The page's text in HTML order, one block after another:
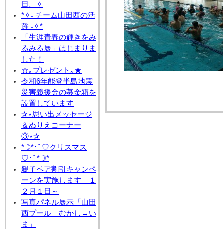
日。✧
*✧˖ チーム山田西の活
躍 ˖✧*
「生涯青春の輝きをみ
るみる展」はじまりま
した！
☆｡プレゼント｡★
令和6年能登半島地震
災害義援金の募金箱を
設置しています
✰⋆思い出メッセージ
＆ぬりえコーナー
③⋆✰
*☽*･ﾟ♡クリスマス
♡･ﾟ*☽*
親子ペア割引キャンペ
ーンを実施します １
２月１日～
写真パネル展示「山田
西プール むかし→い
ま」